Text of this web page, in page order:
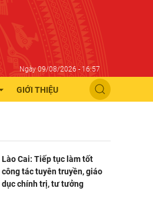
Ngày 09/08/2026 - 16:57
GIỚI THIỆU
Lào Cai: Tiếp tục làm tốt
công tác tuyên truyền, giáo
dục chính trị, tư tưởng